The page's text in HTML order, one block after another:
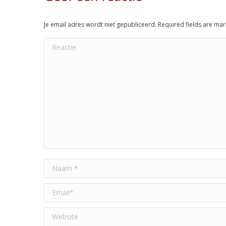
Je email adres wordt niet gepubliceerd. Required fields are
Reactie
Naam *
Email *
Website